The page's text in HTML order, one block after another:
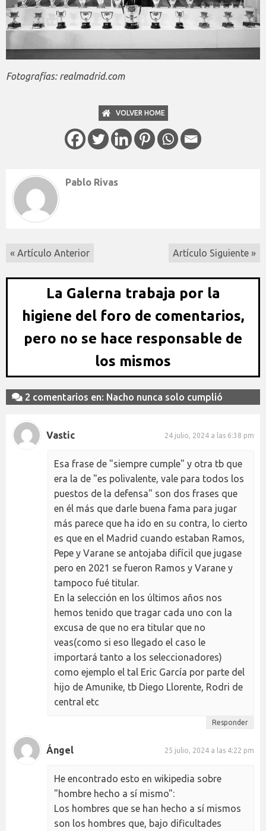
Fotografías: realmadrid.com
VOLVER HOME
Pablo Rivas
« Artículo Anterior Artículo Siguiente »
La Galerna trabaja por la
higiene del foro de comentarios,
pero no se hace responsable de
los mismos
2 comentarios en: Nacho nunca solo cumplió
Vastic 24 julio, 2024 a las 6:38 pm
Esa frase de "siempre cumple" y otra tb que
era la de "es polivalente, vale para todos los
puestos de la defensa" son dos frases que
en él más que darle buena fama para jugar
más parece que ha ido en su contra, lo cierto
es que en el Madrid cuando estaban Ramos,
Pepe y Varane se antojaba difícil que jugase
pero en 2021 se fueron Ramos y Varane y
tampoco fué titular.
En la selección en los últimos años nos
hemos tenido que tragar cada uno con la
excusa de que no era titular que no
veas(como si eso llegado el caso le
importará tanto a los seleccionadores)
como ejemplo el tal Eric García por parte del
hijo de Amunike, tb Diego Llorente, Rodri de
central etc
Responder
Ángel 25 julio, 2024 a las 4:22 pm
He encontrado esto en wikipedia sobre
"hombre hecho a sí mismo":
Los hombres que se han hecho a sí mismos
son los hombres que, bajo dificultades